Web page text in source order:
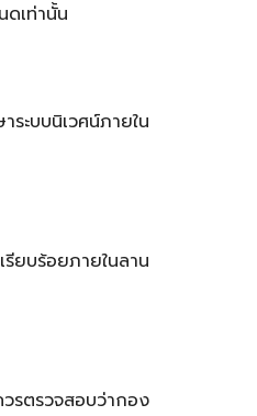
ดเท่านั้น
ะบบนิเวศน์ภายใน
รียบร้อยภายในลาน
รตรวจสอบว่ากอง